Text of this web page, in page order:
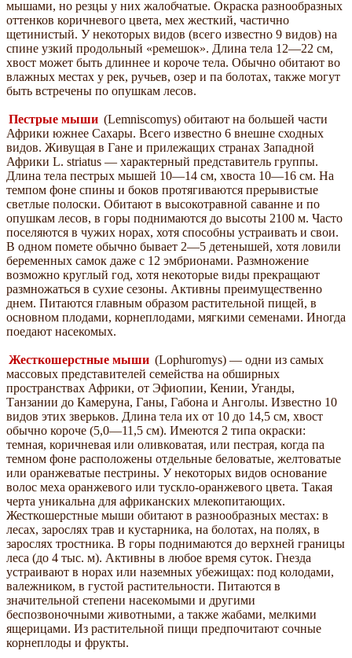
мышами, но резцы у них жалобчатые. Окраска разнообразных
оттенков коричневого цвета, мех жесткий, частично
щетинистый. У некоторых видов (всего известно 9 видов) на
спине узкий продольный «ремешок». Длина тела 12—22 см,
хвост может быть длиннее и короче тела. Обычно обитают во
влажных местах у рек, ручьев, озер и па болотах, также могут
быть встречены по опушкам лесов.
Пестрые мыши (Lemniscomys) обитают на большей части
Африки южнее Сахары. Всего известно 6 внешне сходных
видов. Живущая в Гане и прилежащих странах Западной
Африки L. striatus — характерный представитель группы.
Длина тела пестрых мышей 10—14 см, хвоста 10—16 см. На
темпом фоне спины и боков протягиваются прерывистые
светлые полоски. Обитают в высокотравной саванне и по
опушкам лесов, в горы поднимаются до высоты 2100 м. Часто
поселяются в чужих норах, хотя способны устраивать и свои.
В одном помете обычно бывает 2—5 детенышей, хотя ловили
беременных самок даже с 12 эмбрионами. Размножение
возможно круглый год, хотя некоторые виды прекращают
размножаться в сухие сезоны. Активны преимущественно
днем. Питаются главным образом растительной пищей, в
основном плодами, корнеплодами, мягкими семенами. Иногда
поедают насекомых.
Жесткошерстные мыши (Lophuromys) — одни из самых
массовых представителей семейства на обширных
пространствах Африки, от Эфиопии, Кении, Уганды,
Танзании до Камеруна, Ганы, Габона и Анголы. Известно 10
видов этих зверьков. Длина тела их от 10 до 14,5 см, хвост
обычно короче (5,0—11,5 см). Имеются 2 типа окраски:
темная, коричневая или оливковатая, или пестрая, когда па
темном фоне расположены отдельные беловатые, желтоватые
или оранжеватые пестрины. У некоторых видов основание
волос меха оранжевого или тускло-оранжевого цвета. Такая
черта уникальна для африканских млекопитающих.
Жесткошерстные мыши обитают в разнообразных местах: в
лесах, зарослях трав и кустарника, на болотах, на полях, в
зарослях тростника. В горы поднимаются до верхней границы
леса (до 4 тыс. м). Активны в любое время суток. Гнезда
устраивают в норах или наземных убежищах: под колодами,
валежником, в густой растительности. Питаются в
значительной степени насекомыми и другими
беспозвоночными животными, а также жабами, мелкими
ящерицами. Из растительной пищи предпочитают сочные
корнеплоды и фрукты.